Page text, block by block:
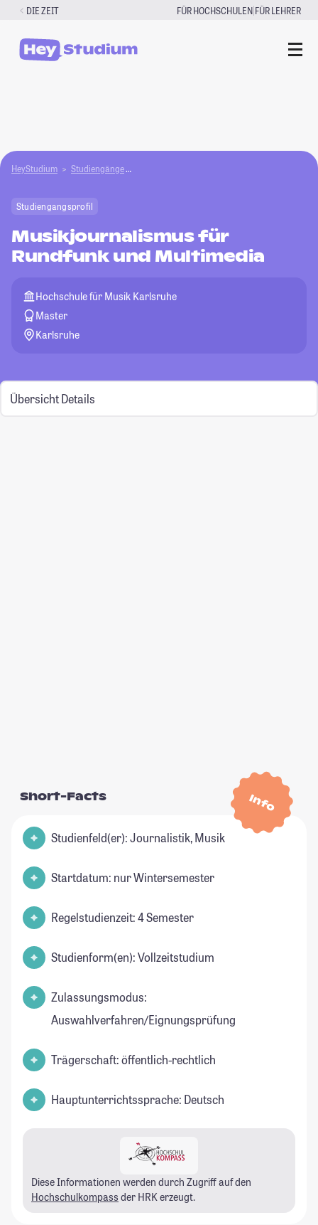
Zum
springen
DIE ZEIT FÜR HOCHSCHULEN|FÜR LEHRER
HeyStudium Studiengänge Musikjournalismus für Rundfunk und
Studiengangsprofil
Musikjournalismus für
Rundfunk und Multimedia
Hochschule für Musik Karlsruhe
Master
Karlsruhe
Übersicht Details
Info
Short-Facts
Studienfeld(er): Journalistik, Musik
Startdatum: nur Wintersemester
Regelstudienzeit: 4 Semester
Studienform(en): Vollzeitstudium
Zulassungsmodus:
Auswahlverfahren/Eignungsprüfung
Trägerschaft: öffentlich-rechtlich
Hauptunterrichtssprache: Deutsch
Diese Informationen werden durch Zugriff auf den
Hochschulkompass der HRK erzeugt.